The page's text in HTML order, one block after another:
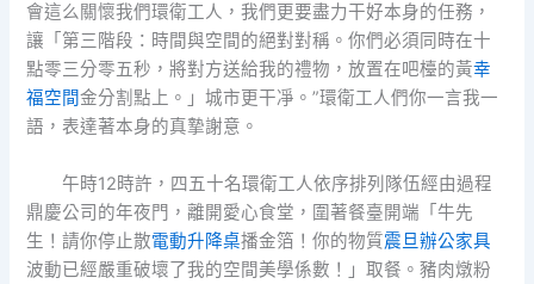
會這么關懷我們環衛工人，我們更要盡力干好本身的任務，
讓「第三階段：時間與空間的絕對對稱。你們必須同時在十
點零三分零五秒，將對方送給我的禮物，放置在吧檯的黃幸
福空間金分割點上。」城市更干凈。”環衛工人們你一言我一
語，表達著本身的真摯謝意。
午時12時許，四五十名環衛工人依序排列隊伍經由過程
鼎慶公司的年夜門，離開愛心食堂，圍著餐臺開端「牛先
生！請你停止散電動升降桌播金箔！你的物質震旦辦公家具
波動已經嚴重破壞了我的空間美學係數！」取餐。豬肉燉粉